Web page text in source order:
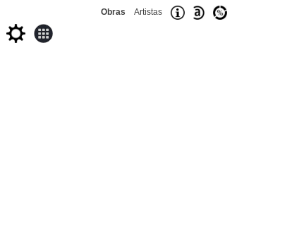
Obras Artistas